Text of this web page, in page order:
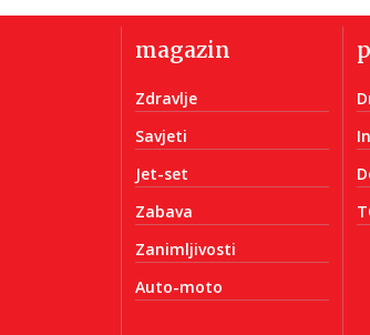
magazin
Zdravlje
Savjeti
Jet-set
Zabava
Zanimljivosti
Auto-moto